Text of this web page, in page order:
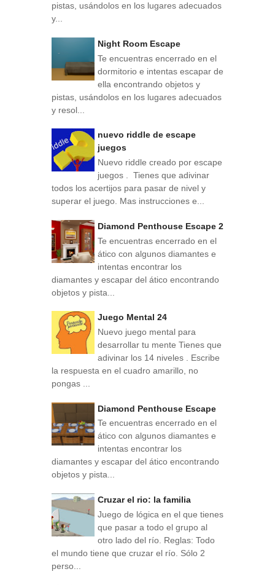
pistas, usándolos en los lugares adecuados
y...
Night Room Escape
Te encuentras encerrado en el
dormitorio e intentas escapar de
ella encontrando objetos y
pistas, usándolos en los lugares adecuados
y resol...
nuevo riddle de escape
juegos
Nuevo riddle creado por escape
juegos . Tienes que adivinar
todos los acertijos para pasar de nivel y
superar el juego. Mas instrucciones e...
Diamond Penthouse Escape 2
Te encuentras encerrado en el
ático con algunos diamantes e
intentas encontrar los
diamantes y escapar del ático encontrando
objetos y pista...
Juego Mental 24
Nuevo juego mental para
desarrollar tu mente Tienes que
adivinar los 14 niveles . Escribe
la respuesta en el cuadro amarillo, no
pongas ...
Diamond Penthouse Escape
Te encuentras encerrado en el
ático con algunos diamantes e
intentas encontrar los
diamantes y escapar del ático encontrando
objetos y pista...
Cruzar el rio: la familia
Juego de lógica en el que tienes
que pasar a todo el grupo al
otro lado del río. Reglas: Todo
el mundo tiene que cruzar el río. Sólo 2
perso...